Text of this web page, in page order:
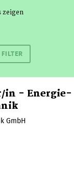
zeigen
FILTER
in - Energie-
GmbH